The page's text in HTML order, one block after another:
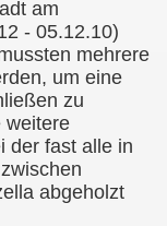
am
- 05.12.10)
mehrere
um eine
zu
weitere
der fast alle in
abgeholzt